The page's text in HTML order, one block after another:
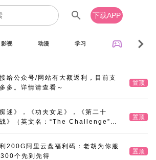
search 下载APP
影视 动漫 学习 sports_esports chevron_right
给公众号/网站有大额返利，目前支
多。详情请查看～
置顶
迷》，《功夫女足》，《第二十
》（英文名：“The Challenge”，
拯救者》），《三大队》电影版
置顶
200G阿里云盘福利码：老胡为你服
个先到先得
置顶